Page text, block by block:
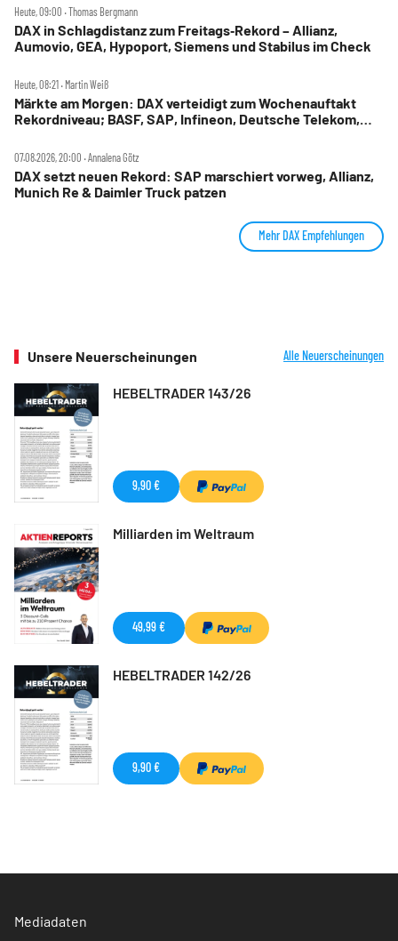
Heute, 09:00 ‧ Thomas Bergmann
DAX in Schlagdistanz zum Freitags‑Rekord – Allianz,
Aumovio, GEA, Hypoport, Siemens und Stabilus im Check
Heute, 08:21 ‧ Martin Weiß
Märkte am Morgen: DAX verteidigt zum Wochenauftakt
Rekordniveau; BASF, SAP, Infineon, Deutsche Telekom,
07.08.2026, 20:00 ‧ Annalena Götz
DAX setzt neuen Rekord: SAP marschiert vorweg, Allianz,
Munich Re & Daimler Truck patzen
Mehr DAX Empfehlungen
Unsere Neuerscheinungen Alle Neuerscheinungen
HEBELTRADER 143/26
9,90 €
Milliarden im Weltraum
49,99 €
HEBELTRADER 142/26
9,90 €
Mediadaten